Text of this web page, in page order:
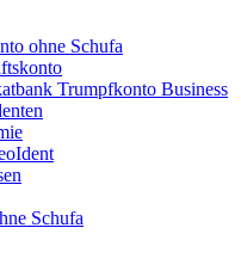
ohne Schufa
Trumpfkonto Business
Schufa